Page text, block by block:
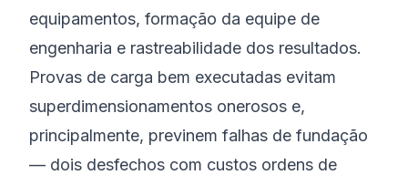
equipamentos, formação da equipe de
engenharia e rastreabilidade dos resultados.
Provas de carga bem executadas evitam
superdimensionamentos onerosos e,
principalmente, previnem falhas de fundação
— dois desfechos com custos ordens de